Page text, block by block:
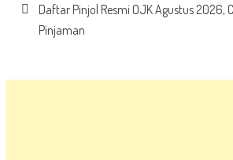
Daftar Pinjol Resmi OJK Agustus 2026,
Pinjaman